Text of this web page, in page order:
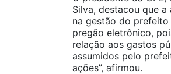
Silva, destacou que
na gestão do
pregão eletrônico,
relação aos gastos
assumidos pelo
ações”, afirmou.